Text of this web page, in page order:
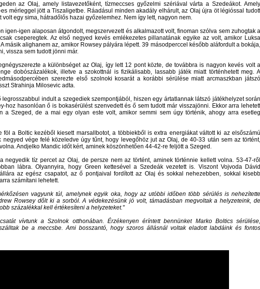
az Olaj, amely listavezetőként, tízmeccses győzelmi szériával várta a Szedeákot. Amely
mérleggel jött a Tiszaligetbe. Ráadásul minden akadály elhárult, az Olaj újra öt légióssal tudott
volt egy sima, hátradőlős hazai győzelemhez. Nem így lett, nagyon nem.
igen-igen alaposan átgondolt, megszervezett és alkalmazott volt, finoman szólva sem zuhogtak a
cseperegtek. Az első negyed kevés emlékezetes pillanatának egyike az volt, amikor Luksa
másik alighanem az, amikor Rowsey pályára lépett. 39 másodperccel később aláfordult a bokája,
vissza sem tudott jönni már.
a különbséget az Olaj, így lett 12 pont közte, de továbbra is nagyon kevés volt a
dobószázalékok, illetve a szokottnál is fizikálisabb, lassabb játék miatt történhetett meg. A
szerezte első szolnoki kosarát a korábbi sérülése miatt arcmaszkban játszó
Strahinja Milosevic adta.
indult a szegediek szempontjából, hiszen egy ártatlannak látszó játékhelyzet során
hoz hasonlóan ő is bokasérülést szenvedett és ő sem tudott már visszajönni. Ekkor arra lehetett
a Szeged, de a mai egy olyan este volt, amikor semmi sem úgy történik, ahogy arra esetleg
föl a Boltic kezéből kiesett marsallbotot, a többiekből is extra energiákat váltott ki az elsőszámú
negyed vége felé közeledve úgy tűnt, hogy levegőhöz jut az Olaj, de 40-33 után sem az történt,
Andjelko Mandic időt kért, aminek köszönhetően 44-42-re feljött a Szeged.
negyedik tíz percet az Olaj, de persze nem az történt, aminek történnie kellett volna. 53-47-ről
lábra. Olyannyira, hogy Green kettesével a Szedeák vezetett is. Viszont Vojvoda Dávid
az egész csapatot, az ő pontjaival fordított az Olaj és sokkal nehezebben, sokkal kisebb
számítani lehetett.
vagyunk túl, amelynek egyik oka, hogy az utóbbi időben több sérülés is nehezítette
Rowsey dőlt ki a sorból. A védekezésünk jó volt, támadásban megvoltak a helyzeteink, de
százalékkal kell értékesíteni a helyzeteket.
vívtunk a Szolnok otthonában. Érzékenyen éríntett bennünket Marko Boltics sérülése,
be a meccsbe. Ami bosszantó, hogy szoros állásnál voltak eladott labdáink és fontos